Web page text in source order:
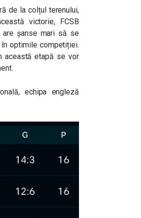
de la colțul terenului,
victorie, FCSB
are șanse mari să se
optimile competiției.
această etapă se vor
echipa engleză